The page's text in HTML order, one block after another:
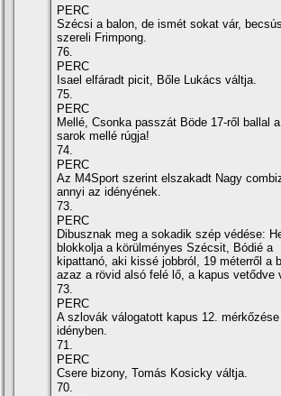
PERC
Szécsi a balon, de ismét sokat vár,
szereli Frimpong.
76.
PERC
Isael elfáradt picit, Bőle Lukács váltja.
75.
PERC
Mellé, Csonka passzát Böde 17-ről ballal
sarok mellé rúgja!
74.
PERC
Az M4Sport szerint elszakadt Nagy
annyi az idényének.
73.
PERC
Dibusznak meg a sokadik szép védése:
blokkolja a körülményes Szécsit, Bódié a
kipattanó, aki kissé jobbról, 19 méterről a
azaz a rövid alsó felé lő, a kapus vetődve
73.
PERC
A szlovák válogatott kapus 12. mérkőzése
idényben.
71.
PERC
Csere bizony, Tomás Kosicky váltja.
70.